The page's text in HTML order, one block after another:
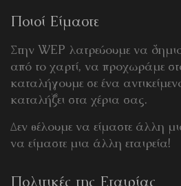
Ποιοί Είμαστε
Στην WEP λατρεύουμε να
από το χαρτί, να προχωράμε
καταλήγουμε σε ένα
καταλήξει στα χέρια σας.
Δεν θέλουμε να είμαστε άλλη
να είμαστε μια άλλη εταιρεία!
Πολιτικές της Εταιρίας